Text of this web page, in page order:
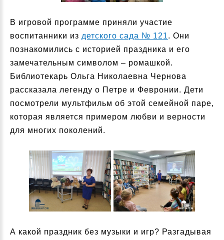
В игровой программе приняли участие
воспитанники из детского сада № 121. Они
познакомились с историей праздника и его
замечательным символом – ромашкой.
Библиотекарь Ольга Николаевна Чернова
рассказала легенду о Петре и Февронии. Дети
посмотрели мультфильм об этой семейной паре,
которая является примером любви и верности
для многих поколений.
А какой праздник без музыки и игр? Разгадывая